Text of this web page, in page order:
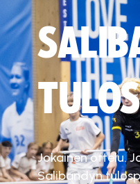
Jokainen ottelu.
Salibandyn